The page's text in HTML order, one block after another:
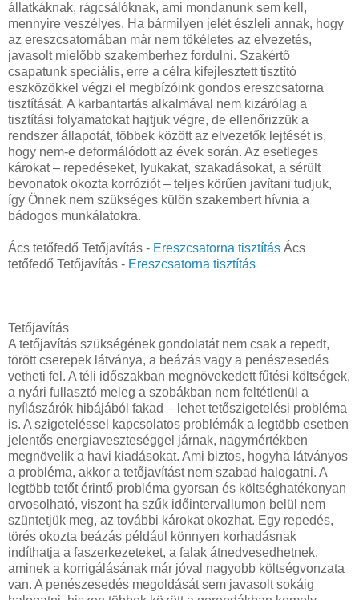
állatkáknak, rágcsálóknak, ami mondanunk sem kell,
mennyire veszélyes. Ha bármilyen jelét észleli annak, hogy
az ereszcsatornában már nem tökéletes az elvezetés,
javasolt mielőbb szakemberhez fordulni. Szakértő
csapatunk speciális, erre a célra kifejlesztett tisztító
eszközökkel végzi el megbízóink gondos ereszcsatorna
tisztítását. A karbantartás alkalmával nem kizárólag a
tisztítási folyamatokat hajtjuk végre, de ellenőrizzük a
rendszer állapotát, többek között az elvezetők lejtését is,
hogy nem-e deformálódott az évek során. Az esetleges
károkat – repedéseket, lyukakat, szakadásokat, a sérült
bevonatok okozta korróziót – teljes körűen javítani tudjuk,
így Önnek nem szükséges külön szakembert hívnia a
bádogos munkálatokra.
Ács tetőfedő Tetőjavítás - Ereszcsatorna tisztítás Ács
tetőfedő Tetőjavítás - Ereszcsatorna tisztítás
Tetőjavítás
A tetőjavítás szükségének gondolatát nem csak a repedt,
törött cserepek látványa, a beázás vagy a penészesedés
vetheti fel. A téli időszakban megnövekedett fűtési költségek,
a nyári fullasztó meleg a szobákban nem feltétlenül a
nyílászárók hibájából fakad – lehet tetőszigetelési probléma
is. A szigeteléssel kapcsolatos problémák a legtöbb esetben
jelentős energiaveszteséggel járnak, nagymértékben
megnövelik a havi kiadásokat. Ami biztos, hogyha látványos
a probléma, akkor a tetőjavítást nem szabad halogatni. A
legtöbb tetőt érintő probléma gyorsan és költséghatékonyan
orvosolható, viszont ha szűk időintervallumon belül nem
szüntetjük meg, az további károkat okozhat. Egy repedés,
törés okozta beázás például könnyen korhadásnak
indíthatja a faszerkezeteket, a falak átnedvesedhetnek,
aminek a korrigálásának már jóval nagyobb költségvonzata
van. A penészesedés megoldását sem javasolt sokáig